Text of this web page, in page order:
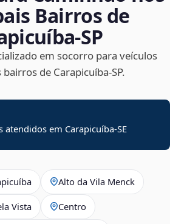
Bairros de
em socorro para veículos
de Carapicuíba‑SP.
atendidos em Carapicuíba-SE
Alto da Vila Menck
Vista Centro